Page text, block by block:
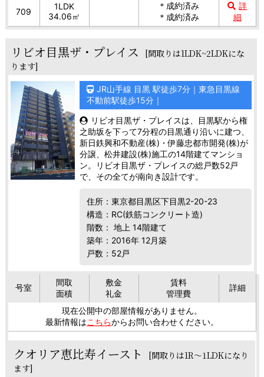
709
1LDK
34.06㎡
＊成約済み
＊成約済み
詳
細
リビオ目黒ザ・プレイス
[間取りは1LDK~2LDKにな
ります]
JR山手線 目黒 駅徒歩7分｜東急目黒線
不動前駅徒歩15分｜
リビオ目黒ザ・プレイスは、目黒駅から権
之助坂を下って7分程の目黒通り沿いに建つ、
新日鉄興和不動産(株)・伊藤忠都市開発(株)が
分譲、松井建設(株)施工の14階建てマンショ
ン。リビオ目黒ザ・プレイスの総戸数52戸
で、その全てが南向き設計です。
住所：東京都目黒区下目黒2-20-23
構造：RC(鉄筋コンクリート造)
階数： 地上 14階建て
築年：2016年 12月築
戸数：52戸
号室
間取
面積
敷金
礼金
賃料
管理費
詳細
現在公開中の部屋情報がありません。
最新情報はこちらからお問い合わせください。
クオリア恵比寿イースト
[間取りは1R～1LDKになり
ます]